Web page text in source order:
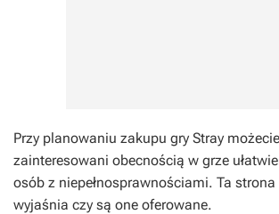
Przy planowaniu zakupu gry Stray
zainteresowani obecnością w grze
osób z niepełnosprawnościami. Ta
wyjaśnia czy są one oferowane.